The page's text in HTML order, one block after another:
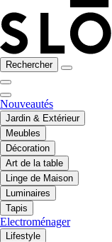
Rechercher
Nouveautés
Jardin & Extérieur
Meubles
Décoration
Art de la table
Linge de Maison
Luminaires
Tapis
Electroménager
Lifestyle